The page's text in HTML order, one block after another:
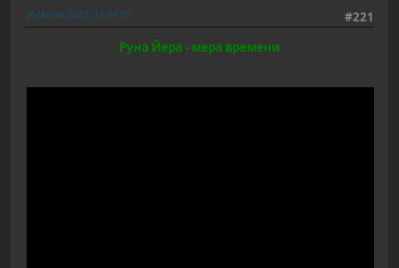
#221
26 июня 2022, 12:04:55
Руна Йера - мера времени